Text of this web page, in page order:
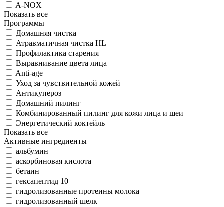
A-NOX
Показать все
Программы
Домашняя чистка
Атравматичная чистка HL
Профилактика старения
Выравнивание цвета лица
Anti-age
Уход за чувствительной кожей
Антикупероз
Домашний пилинг
Комбинированный пилинг для кожи лица и шеи
Энергетический коктейль
Показать все
Активные ингредиенты
альбумин
аскорбиновая кислота
бетаин
гексапептид 10
гидролизованные протеины молока
гидролизованный шелк